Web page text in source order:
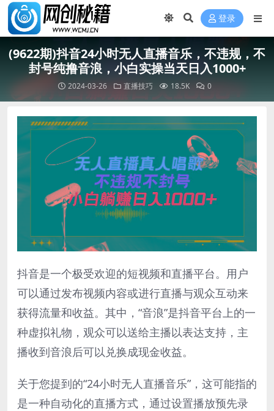
登录
(9622期)抖音24小时无人直播音乐，不违规，不
封号纯撸音浪，小白实操当天日入1000+
2024-03-26 直播技巧 18.5K 0
抖音是一个极受欢迎的短视频和直播平台。用户
可以通过发布视频内容或进行直播与观众互动来
获得流量和收益。其中，“音浪”是抖音平台上的一
种虚拟礼物，观众可以送给主播以表达支持，主
播收到音浪后可以兑换成现金收益。
关于您提到的“24小时无人直播音乐”，这可能指的
是一种自动化的直播方式，通过设置播放预先录